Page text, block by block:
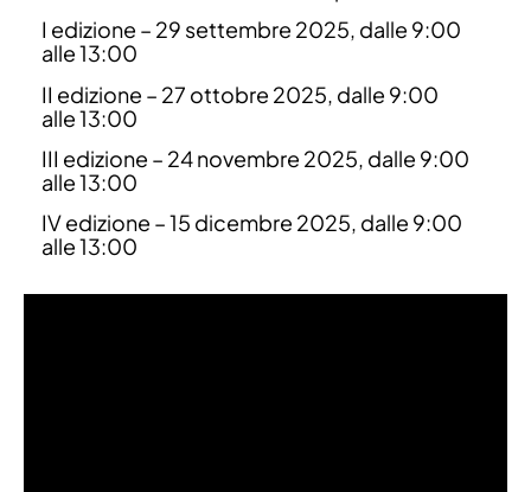
I edizione – 29 settembre 2025, dalle 9:00
alle 13:00
II edizione – 27 ottobre 2025, dalle 9:00
alle 13:00
III edizione – 24 novembre 2025, dalle 9:00
alle 13:00
IV edizione – 15 dicembre 2025, dalle 9:00
alle 13:00